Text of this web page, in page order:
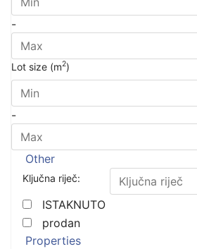
-
Lot size (m2)
-
Other
Ključna riječ:
ISTAKNUTO
prodan
Properties